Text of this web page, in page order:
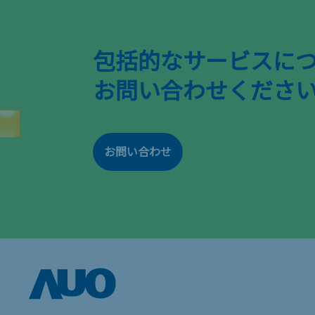
包括的なサービスに
お問い合わせくださ
お問い合わせ